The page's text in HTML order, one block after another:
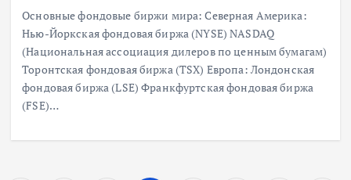
Основные фондовые биржи мира: Северная Америка:
Нью-Йоркская фондовая биржа (NYSE) NASDAQ
(Национальная ассоциация дилеров по ценным бумагам)
Торонтская фондовая биржа (TSX) Европа: Лондонская
фондовая биржа (LSE) Франкфуртская фондовая биржа
(FSE)…